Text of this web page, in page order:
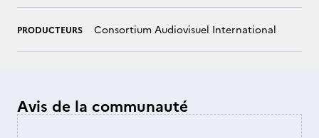
PRODUCTEURS Consortium Audiovisuel International
Avis de la communauté